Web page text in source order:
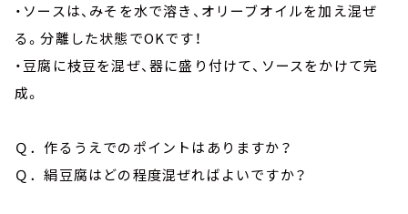
・ソースは、みそを水で溶き、オリーブオイルを加え混ぜ
る。分離した状態でOKです！
・豆腐に枝豆を混ぜ、器に盛り付けて、ソースをかけて完
成。
Ｑ．作るうえでのポイントはありますか？
Ｑ．絹豆腐はどの程度混ぜればよいですか？